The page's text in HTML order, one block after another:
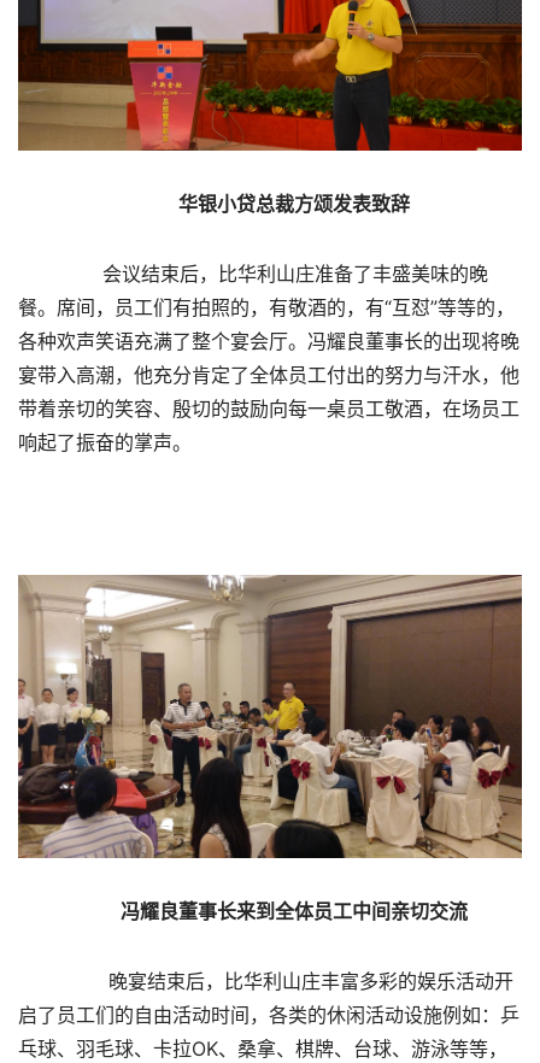
华银小贷总裁方颂发表致辞
      会议结束后，比华利山庄准备了丰盛美味的晚
餐。席间，员工们有拍照的，有敬酒的，有“互怼”等等的，
各种欢声笑语充满了整个宴会厅。冯耀良董事长的出现将晚
宴带入高潮，他充分肯定了全体员工付出的努力与汗水，他
带着亲切的笑容、殷切的鼓励向每一桌员工敬酒，在场员工
响起了振奋的掌声。
冯耀良董事长来到全体员工中间亲切交流
       晚宴结束后，比华利山庄丰富多彩的娱乐活动开
启了员工们的自由活动时间，各类的休闲活动设施例如：乒
乓球、羽毛球、卡拉OK、桑拿、棋牌、台球、游泳等等，